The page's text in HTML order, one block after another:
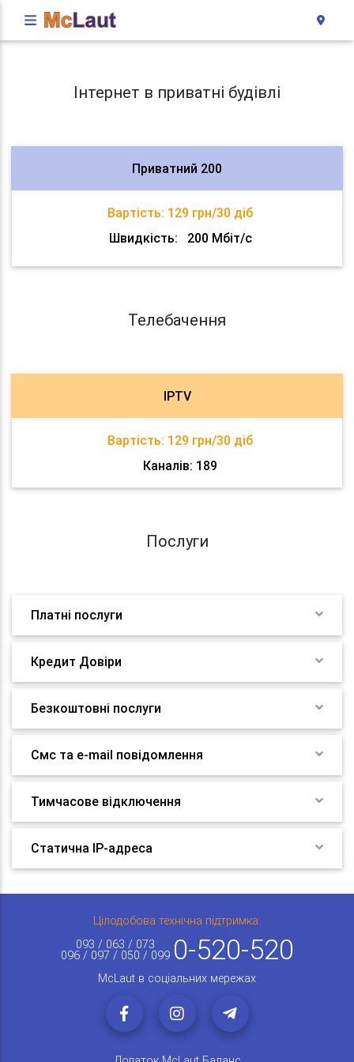
Інтернет в приватні будівлі
Приватний 200
Вартість: 129 грн/30 діб
Швидкість:
200 Мбіт/с
Телебачення
IPTV
Вартість: 129 грн/30 діб
Каналів: 189
Послуги
Платні послуги
Кредит Довіри
Безкоштовні послуги
Смс та e-mail повідомлення
Тимчасове відключення
Статична IP-адреса
Цілодобова технічна підтримка:
093 / 063 / 073
096 / 097 / 050 / 099 0-520-520
McLaut в соціальних мережах